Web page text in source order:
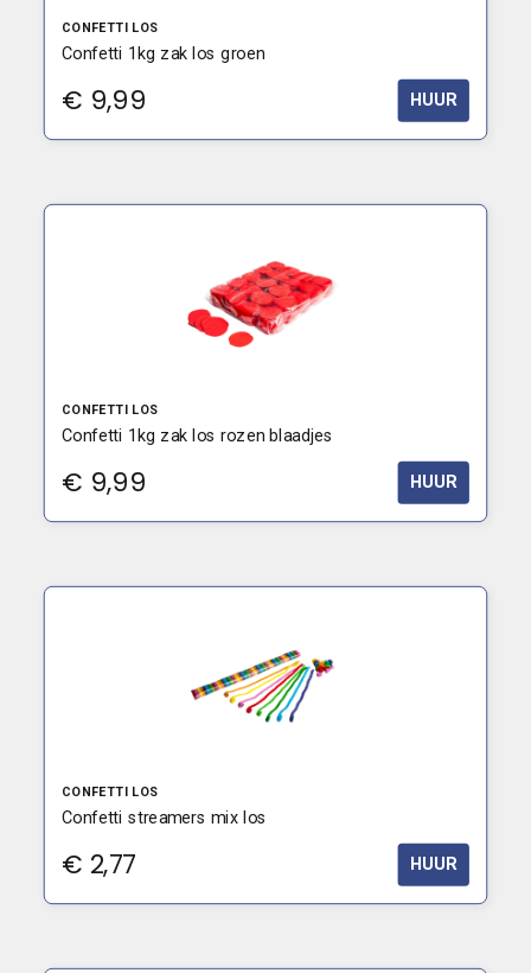
CONFETTI LOS
Confetti 1kg zak los groen
€ 9,99 HUUR
CONFETTI LOS
Confetti 1kg zak los rozen blaadjes
€ 9,99 HUUR
CONFETTI LOS
Confetti streamers mix los
€ 2,77 HUUR